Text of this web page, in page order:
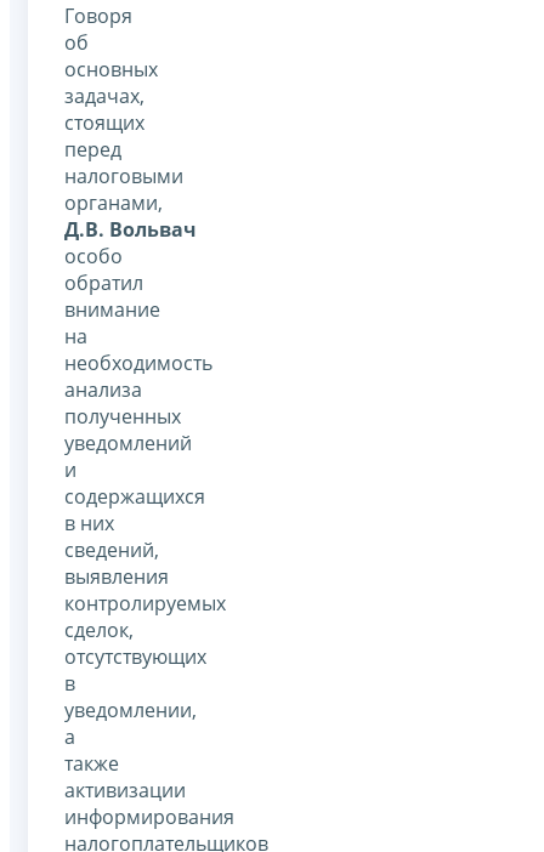
Говоря
об
основных
задачах,
стоящих
перед
налоговыми
органами,
Д.В. Вольвач
особо
обратил
внимание
на
необходимость
анализа
полученных
уведомлений
и
содержащихся
в них
сведений,
выявления
контролируемых
сделок,
отсутствующих
в
уведомлении,
а
также
активизации
информирования
налогоплательщиков